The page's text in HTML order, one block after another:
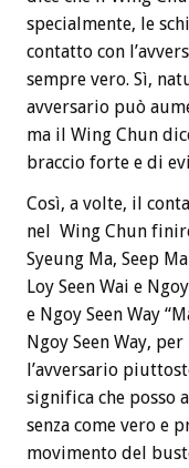
specialmente, le
contatto con
sempre vero. Sì,
avversario può
ma il Wing Chun
braccio forte e di
Così, a volte, il
nel Wing Chun
Syeung Ma, Seep
Loy Seen Wai e
e Ngoy Seen Way
Ngoy Seen Way,
l’avversario
significa che posso
senza come vero e
movimento del